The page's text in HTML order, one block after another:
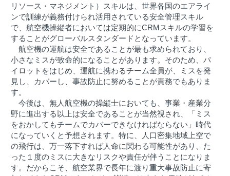
リソース・マネジメント）スキルは、世界各国のエアライ
ンで訓練が義務付けられ活用されている安全管理スキル
で、航空機操縦者においては定期的にCRMスキルの学習を
することがグローバルスタンダードとなっています。
航空機の運航は安全であることが最も求められており、
小さなミスが致命的になることがあります。そのため、パ
イロットをはじめ、運航に携わるチーム全員が、ミスを発
見し、カバーし、事故防止に努めることが責務でもありま
す。
今後は、無人航空機の操縦士においても、事業・産業分
野に進出する以上は安全であることが当然視され、「ミス
をおかしてもチームでカバーできなければならない」時代
になっていくと予想されます。特に、人口密集地域上空で
の飛行は、万一落下すれば人命に関わる可能性があり、た
った１度のミスに大きなリスクや責任が伴うことになりま
す。だからこそ、航空業界で長年に渡り重大事故防止に寄